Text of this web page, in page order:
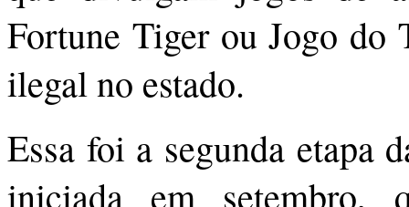
Fortune Tiger ou Jogo do
ilegal no estado.
Essa foi a segunda etapa
iniciada em setembro,